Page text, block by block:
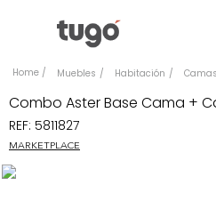
Muebles Habitación Camas
Combo Aster Base Cama +
REF: 5811827
MARKETPLACE
Comedor
Escritorio
Sillas